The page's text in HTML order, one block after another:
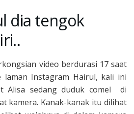
dia tengok
video berdurasi 17 saat
Instagram Hairul, kali ini
Alisa sedang duduk comel di
kamera. Kanak-kanak itu dilihat